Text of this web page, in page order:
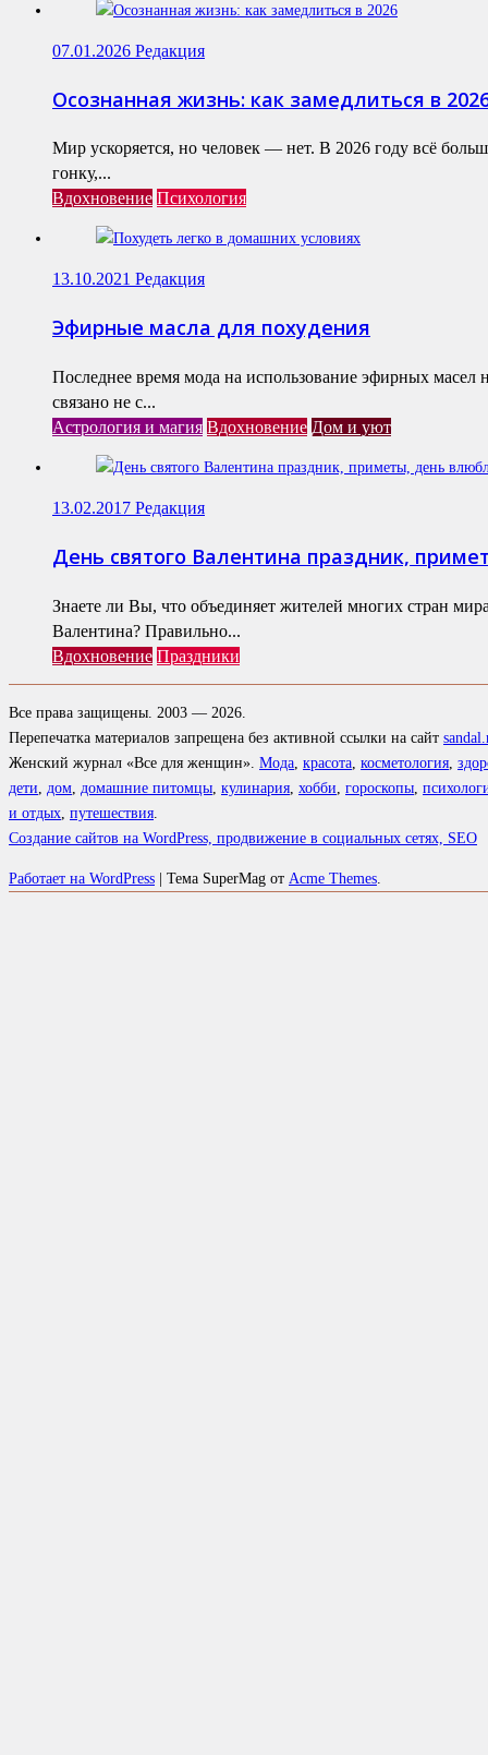
07.01.2026 Редакция
Осознанная жизнь: как замедлиться в
Мир ускоряется, но человек — нет. В 2026 году всё
гонку,...
Вдохновение Психология
13.10.2021 Редакция
Эфирные масла для похудения
Последнее время мода на использование эфирных масел
связано не с...
Астрология и магия Вдохновение Дом и уют
13.02.2017 Редакция
День святого Валентина праздник,
Знаете ли Вы, что объединяет жителей многих стран
Валентина? Правильно...
Вдохновение Праздники
Все права защищены. 2003 — 2026.
Перепечатка материалов запрещена без активной ссылки на сайт
Женский журнал «Все для женщин». Мода, красота, косметология,
дети, дом, домашние питомцы, кулинария, хобби, гороскопы,
и отдых, путешествия.
Создание сайтов на WordPress, продвижение в социальных сетях, SEO
Работает на WordPress Тема SuperMag от Acme Themes.